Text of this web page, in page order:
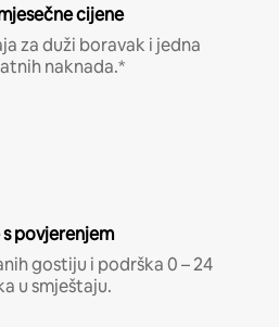
cijene
za duži boravak i jedna
naknada.*
povjerenjem
gostiju i podrška 0 – 24
u smještaju.